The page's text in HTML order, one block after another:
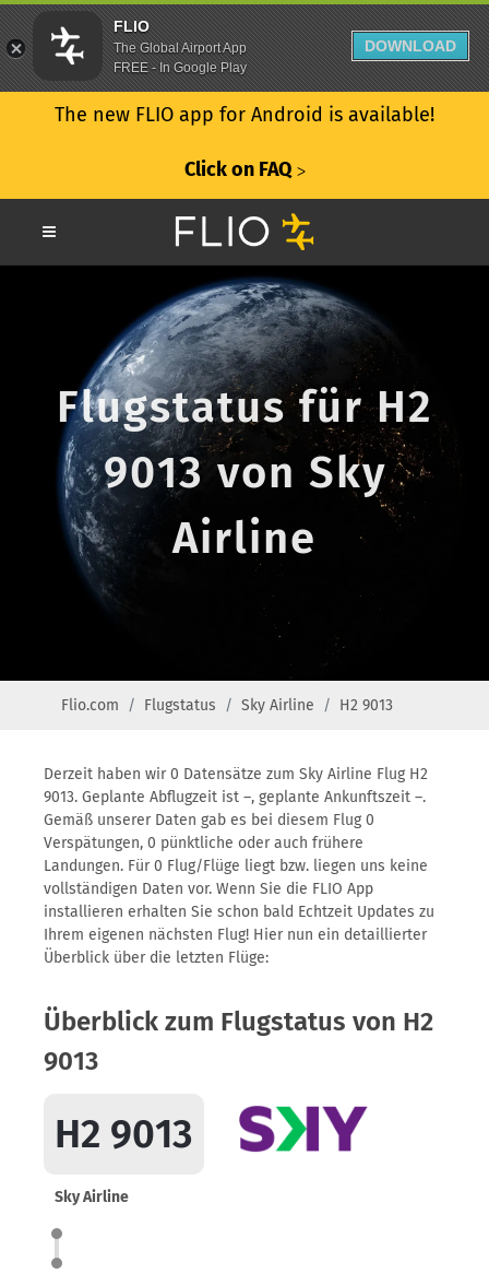
The new FLIO app for Android is available!
Click on FAQ ᐳ
Flugstatus für H2
9013 von Sky
Airline
Flio.com Flugstatus Sky Airline H2 9013
Derzeit haben wir 0 Datensätze zum Sky Airline Flug H2
9013. Geplante Abflugzeit ist –, geplante Ankunftszeit –.
Gemäß unserer Daten gab es bei diesem Flug 0
Verspätungen, 0 pünktliche oder auch frühere
Landungen. Für 0 Flug/Flüge liegt bzw. liegen uns keine
vollständigen Daten vor. Wenn Sie die FLIO App
installieren erhalten Sie schon bald Echtzeit Updates zu
Ihrem eigenen nächsten Flug! Hier nun ein detaillierter
Überblick über die letzten Flüge:
Überblick zum Flugstatus von H2
9013
H2 9013
Sky Airline
FLIO
The Global Airport App
FREE - In Google Play
DOWNLOAD